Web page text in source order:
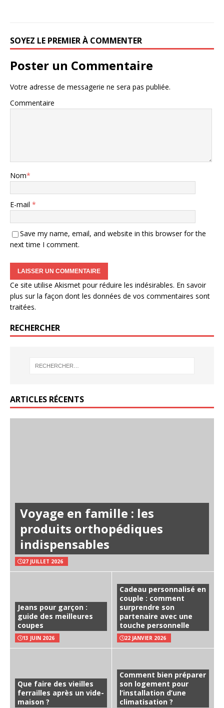
SOYEZ LE PREMIER À COMMENTER
Poster un Commentaire
Votre adresse de messagerie ne sera pas publiée.
Commentaire
Nom*
E-mail *
Save my name, email, and website in this browser for the
next time I comment.
Ce site utilise Akismet pour réduire les indésirables. En savoir
plus sur la façon dont les données de vos commentaires sont
traitées.
RECHERCHER
ARTICLES RÉCENTS
Voyage en famille : les
produits orthopédiques
indispensables
27 JUILLET 2026
Jeans pour garçon :
guide des meilleures
coupes
13 JUIN 2026
Cadeau personnalisé en
couple : comment
surprendre son
partenaire avec une
touche personnelle
22 JANVIER 2026
Que faire des vieilles
ferrailles après un vide-
maison ?
Comment bien préparer
son logement pour
l’installation d’une
climatisation ?